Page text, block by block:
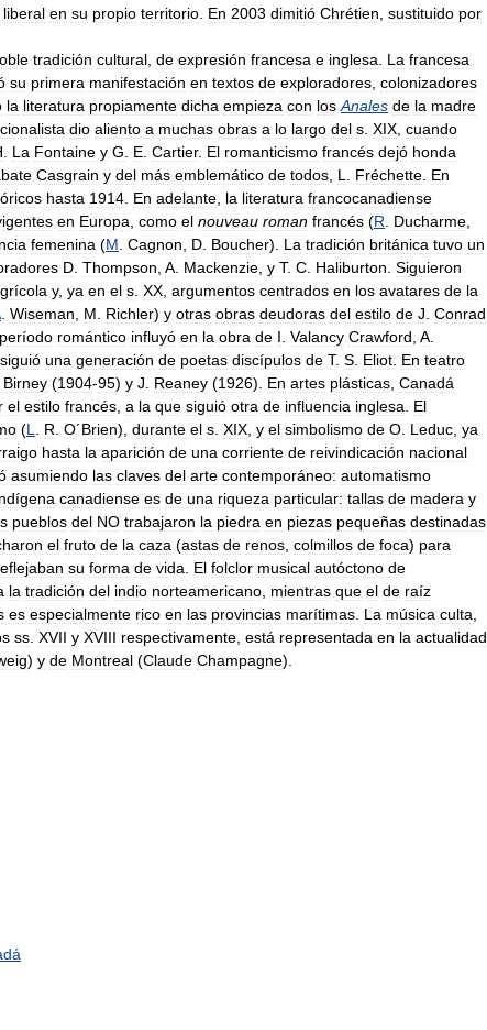
liberal en su propio territorio En 2003 dimitió Chrétien sustituido por
tradición cultural de expresión francesa e inglesa La francesa
su primera manifestación en textos de exploradores colonizadores
la literatura propiamente dicha empieza con los Anales de la madre
dio aliento a muchas obras a lo largo del s XIX cuando
La Fontaine y G E Cartier. El romanticismo francés dejó honda
Casgrain y del más emblemático de todos L Fréchette En
hasta 1914 En adelante la literatura francocanadiense
en Europa como el nouveau roman francés (R Ducharme
femenina (M Cagnon D Boucher). La tradición británica tuvo un
D Thompson A Mackenzie y T. C Haliburton Siguieron
y, ya en el s XX argumentos centrados en los avatares de la
Wiseman M Richler) y otras obras deudoras del estilo de J Conrad
período romántico influyó en la obra de I Valancy Crawford A
siguió una generación de poetas discípulos de T. S Eliot En teatro
Birney (1904-95) y J Reaney (1926). En artes plásticas Canadá
el estilo francés a la que siguió otra de influencia inglesa
El
(L R O´Brien), durante el s XIX y el simbolismo de O Leduc ya
hasta la aparición de una corriente de reivindicación nacional
asumiendo las claves del arte contemporáneo: automatismo
canadiense es de una riqueza particular: tallas de madera y
pueblos del NO trabajaron la piedra en piezas pequeñas destinadas
el fruto de la caza (astas de renos colmillos de foca) para
su forma de vida El folclor musical autóctono de
la tradición del indio norteamericano mientras que el de raíz
es especialmente rico en las provincias marítimas La música culta
ss XVII y XVIII respectivamente está representada en la actualidad
) y de Montreal (Claude Champagne).